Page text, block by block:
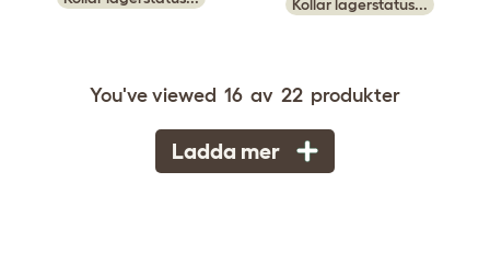
Kollar lagerstatus...
You've viewed 16 av 22 produkter
Ladda mer